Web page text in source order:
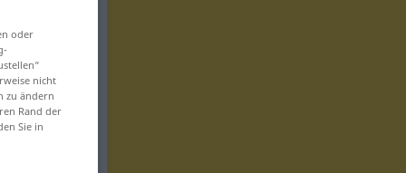
oder
nicht
zu ändern
Rand der
Sie in